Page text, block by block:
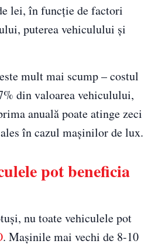
lei, în funcție de factori
puterea vehiculului și
mult mai scump – costul
din valoarea vehiculului,
anuală poate atinge zeci
în cazul mașinilor de lux.
pot beneficia
nu toate vehiculele pot
. Mașinile mai vechi de 8-10